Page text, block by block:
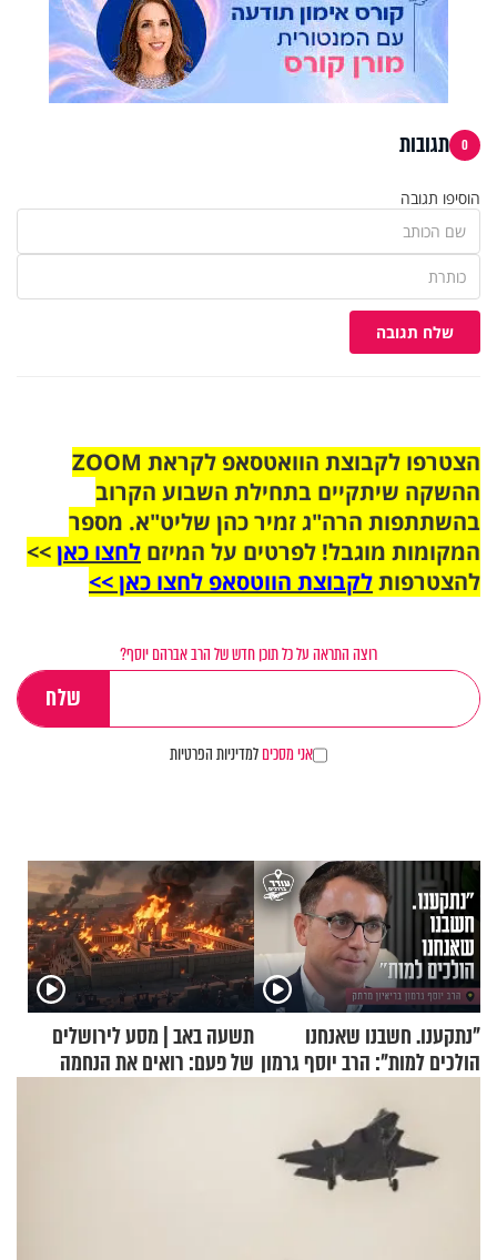
0 תגובות
הוסיפו תגובה
שלח תגובה
הצטרפו לקבוצת הוואטסאפ לקראת ZOOM
ההשקה שיתקיים בתחילת השבוע הקרוב
בהשתתפות הרה"ג זמיר כהן שליט"א. מספר
המקומות מוגבל! לפרטים על המיזם לחצו כאן>>
להצטרפותלקבוצת הווטסאפ לחצו כאן >>
רוצה התראה על כל תוכן חדש של הרב אברהם יוסף?
אני מסכיםלמדיניות הפרטיות
"נתקענו. חשבנו שאנחנו
הולכים למות": הרב יוסף גרמון
תשעה באב | מסע לירושלים
של פעם: רואים את הנחמה